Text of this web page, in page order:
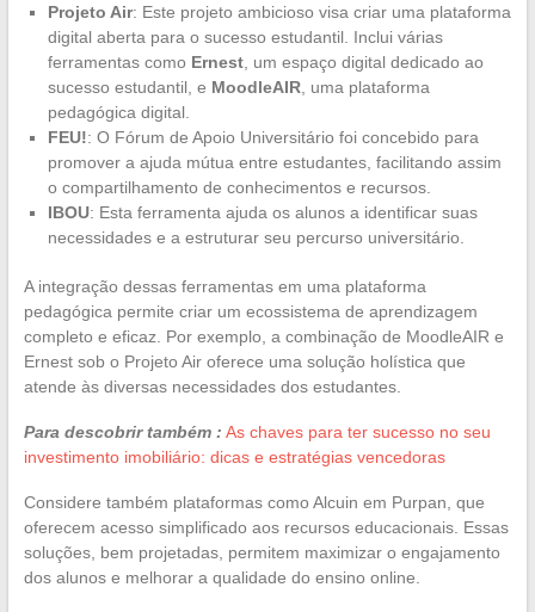
Projeto Air: Este projeto ambicioso visa criar uma plataforma
digital aberta para o sucesso estudantil. Inclui várias
ferramentas como Ernest, um espaço digital dedicado ao
sucesso estudantil, e MoodleAIR, uma plataforma
pedagógica digital.
FEU!: O Fórum de Apoio Universitário foi concebido para
promover a ajuda mútua entre estudantes, facilitando assim
o compartilhamento de conhecimentos e recursos.
IBOU: Esta ferramenta ajuda os alunos a identificar suas
necessidades e a estruturar seu percurso universitário.
A integração dessas ferramentas em uma plataforma
pedagógica permite criar um ecossistema de aprendizagem
completo e eficaz. Por exemplo, a combinação de MoodleAIR e
Ernest sob o Projeto Air oferece uma solução holística que
atende às diversas necessidades dos estudantes.
Para descobrir também : As chaves para ter sucesso no seu
investimento imobiliário: dicas e estratégias vencedoras
Considere também plataformas como Alcuin em Purpan, que
oferecem acesso simplificado aos recursos educacionais. Essas
soluções, bem projetadas, permitem maximizar o engajamento
dos alunos e melhorar a qualidade do ensino online.